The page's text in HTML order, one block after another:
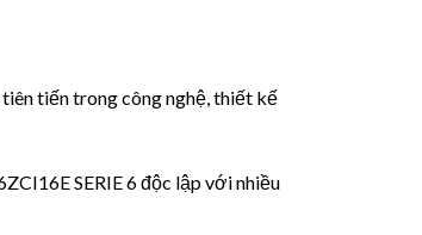
tiến trong công nghệ, thiết kế
SERIE 6 độc lập với nhiều